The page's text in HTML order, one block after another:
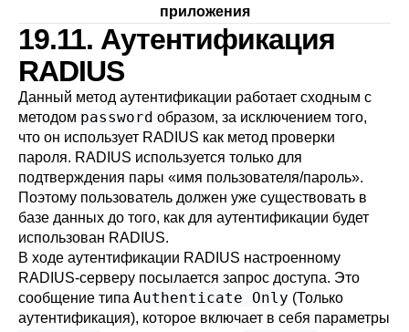
приложения
19.11. Аутентификация
RADIUS
Данный метод аутентификации работает сходным с
методом password образом, за исключением того,
что он использует RADIUS как метод проверки
пароля. RADIUS используется только для
подтверждения пары «имя пользователя/пароль».
Поэтому пользователь должен уже существовать в
базе данных до того, как для аутентификации будет
использован RADIUS.
В ходе аутентификации RADIUS настроенному
RADIUS-серверу посылается запрос доступа. Это
сообщение типа Authenticate Only (Только
аутентификация), которое включает в себя параметры